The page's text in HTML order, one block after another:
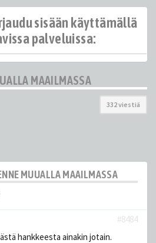
sisään käyttämällä
palveluissa:
MAAILMASSA
332 viestiä
MUUALLA MAAILMASSA
#8484
hankkeesta ainakin jotain.